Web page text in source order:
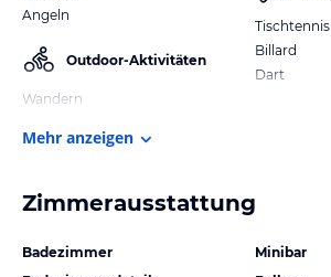
Angeln
Outdoor-Aktivitäten
Wandern
Tischtennis
Billard
Dart
Mehr anzeigen
Zimmerausstattung
Badezimmer
Minibar